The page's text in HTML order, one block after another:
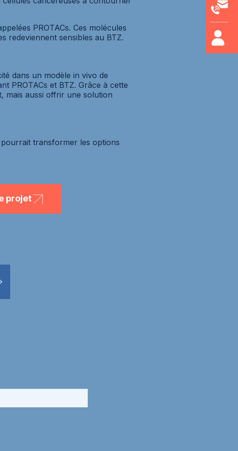
PROTACs. Ces molécules
redeviennent sensibles au BTZ.
dans un modèle in vivo de
PROTACs et BTZ. Grâce à cette
mais aussi offrir une solution
transformer les options
projet